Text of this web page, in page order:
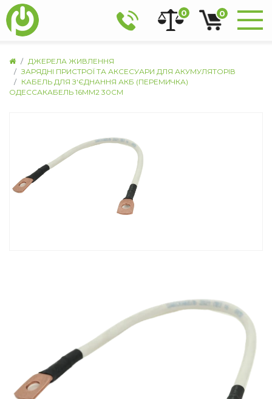
0 0
ДЖЕРЕЛА ЖИВЛЕННЯ
ЗАРЯДНІ ПРИСТРОЇ ТА АКСЕСУАРИ ДЛЯ АКУМУЛЯТОРІВ
КАБЕЛЬ ДЛЯ З'ЄДНАННЯ АКБ (ПЕРЕМИЧКА)
ОДЕССАКАБЕЛЬ 16ММ2 30СМ